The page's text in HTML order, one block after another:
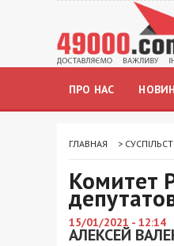
ПРО НАС
ГЛАВНАЯ >
Комитет
15/01/2021 - 12:14
АЛЕКСЕЙ